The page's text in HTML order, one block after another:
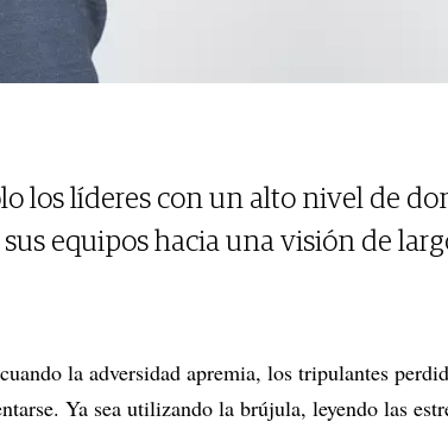
los líderes con un alto nivel de
equipos hacia una visión de
la adversidad apremia, los tripulantes
Ya sea utilizando la brújula, leyendo las